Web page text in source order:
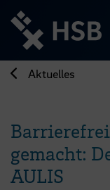
zum
Seiteninhalt
springen
Aktuelles
gemacht:
AULIS